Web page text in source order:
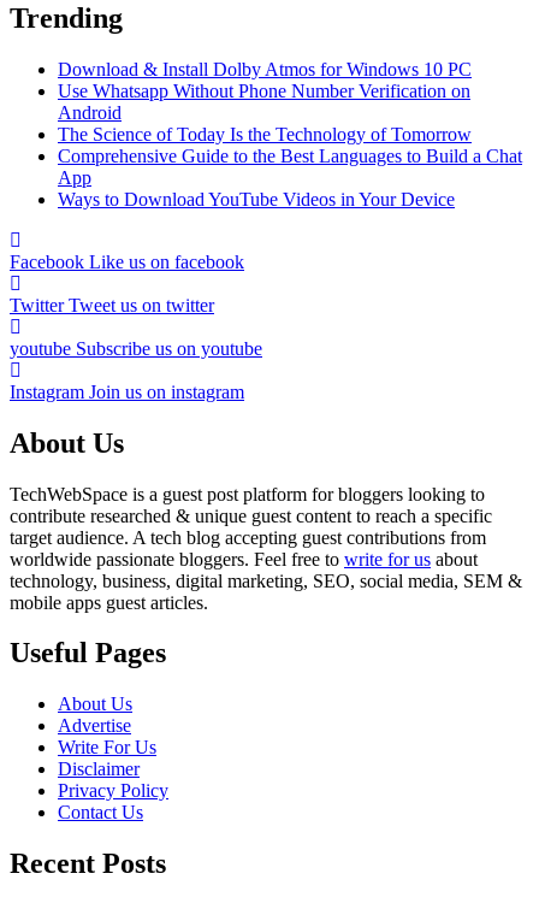
Trending
Download & Install Dolby Atmos for Windows 10 PC
Use Whatsapp Without Phone Number Verification on
Android
The Science of Today Is the Technology of Tomorrow
Comprehensive Guide to the Best Languages to Build a Chat
App
Ways to Download YouTube Videos in Your Device
Facebook Like us on facebook
TwitterTweet us on twitter
youtube Subscribe us on youtube
Instagram Join us on instagram
About Us
TechWebSpace is a guest post platform for bloggers looking to
contribute researched & unique guest content to reach a specific
target audience. A tech blog accepting guest contributions from
worldwide passionate bloggers. Feel free to write for us about
technology, business, digital marketing, SEO, social media, SEM &
mobile apps guest articles.
Useful Pages
About Us
Advertise
Write For Us
Disclaimer
Privacy Policy
Contact Us
Recent Posts